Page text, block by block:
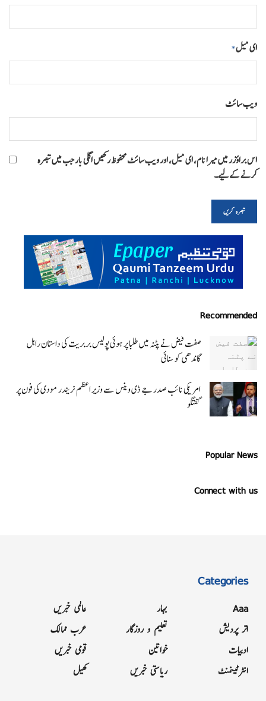
ای میل*
ویب‌ سائٹ
اس براؤزر میں میرا نام، ای میل، اور ویب سائٹ محفوظ رکھیں اگلی بار جب میں تبصرہ
کرنے کےلیے۔
Recommended
صفت فیض نے پٹنہ میں طلبا پر ہوئی پولیس بربریت کی داستان راہل
گاندھی کو سنائی
امریکی نائب صدر جے ڈی وینس سے وزیر اعظم نریندر مودی کی فون پر
گفتگو
Popular News
Connect with us
Categories
Aaa
اتر پردیش
ادبیات
انٹرٹینمنٹ
بہار
تعلیم و روزگار
خواتین
ریاستی خبریں
عالمی خبریں
عرب ممالک
قومی خبریں
کھیل